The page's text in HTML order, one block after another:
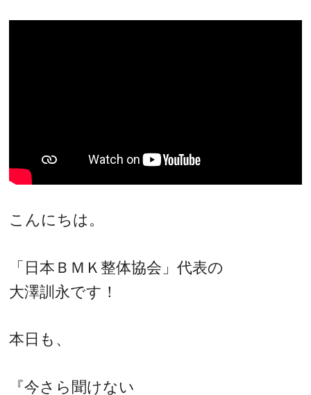
こんにちは。
「日本ＢＭＫ整体協会」代表の
大澤訓永です！
本日も、
『今さら聞けない